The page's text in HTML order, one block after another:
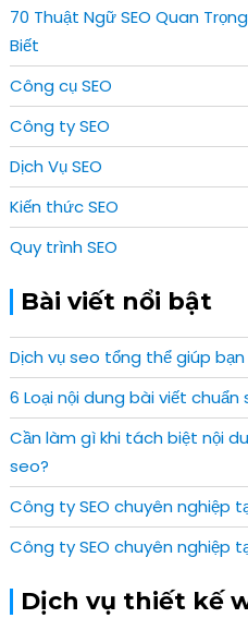
70 Thuật Ngữ SEO Quan
Biết
Công cụ SEO
Công ty SEO
Dịch Vụ SEO
Kiến thức SEO
Quy trình SEO
Bài viết nổi bật
Dịch vụ seo tổng thể giúp
6 Loại nội dung bài viết
Cần làm gì khi tách biệt nội
seo?
Công ty SEO chuyên nghiệp
Công ty SEO chuyên nghiệp
Dịch vụ thiết kế